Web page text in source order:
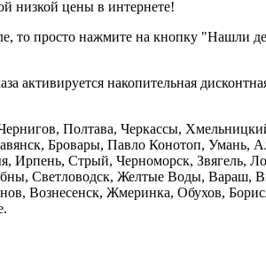
низкой цены в интернете!
то просто нажмите на кнопку "Нашли
активируется накопительная
Полтава, Черкассы,
Бровары, Павло Конотоп, Умань,
Стрый, Черноморск, Звягель,
Светловодск, Желтые Воды, Вараш,
Вознесенск, Жмеринка, Обухов,